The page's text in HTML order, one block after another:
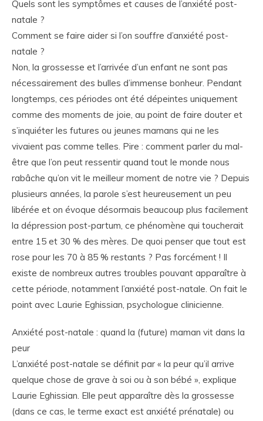
Quels sont les symptômes et causes de l’anxiété post-
natale ?
Comment se faire aider si l’on souffre d’anxiété post-
natale ?
Non, la grossesse et l’arrivée d’un enfant ne sont pas
nécessairement des bulles d’immense bonheur. Pendant
longtemps, ces périodes ont été dépeintes uniquement
comme des moments de joie, au point de faire douter et
s’inquiéter les futures ou jeunes mamans qui ne les
vivaient pas comme telles. Pire : comment parler du mal-
être que l’on peut ressentir quand tout le monde nous
rabâche qu’on vit le meilleur moment de notre vie ? Depuis
plusieurs années, la parole s’est heureusement un peu
libérée et on évoque désormais beaucoup plus facilement
la dépression post-partum, ce phénomène qui toucherait
entre 15 et 30 % des mères. De quoi penser que tout est
rose pour les 70 à 85 % restants ? Pas forcément ! Il
existe de nombreux autres troubles pouvant apparaître à
cette période, notamment l’anxiété post-natale. On fait le
point avec Laurie Eghissian, psychologue clinicienne.
Anxiété post-natale : quand la (future) maman vit dans la
peur
L’anxiété post-natale se définit par « la peur qu’il arrive
quelque chose de grave à soi ou à son bébé », explique
Laurie Eghissian. Elle peut apparaître dès la grossesse
(dans ce cas, le terme exact est anxiété prénatale) ou